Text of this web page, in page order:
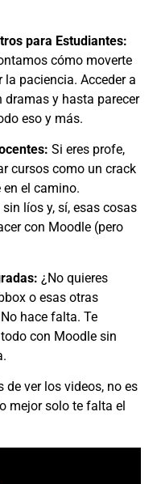
para Estudiantes:
cómo moverte
paciencia. Acceder a
dramas y hasta parecer
eso y más.
Si eres profe,
cursos como un crack
en el camino.
líos y, sí, esas cosas
con Moodle (pero
¿No quieres
o esas otras
hace falta. Te
con Moodle sin
de ver los videos, no es
mejor solo te falta el